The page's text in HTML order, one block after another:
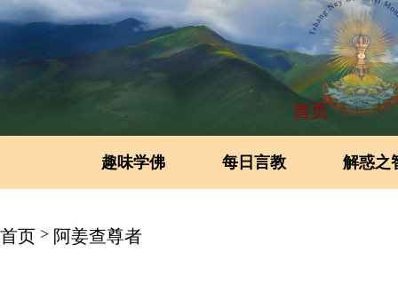
首页
趣味学佛 每日言教 解惑之
首页 > 阿姜查尊者